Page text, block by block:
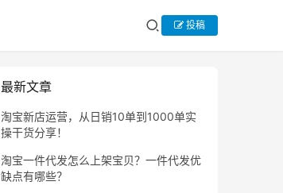
投稿
最新文章
淘宝新店运营，从日销10单到1000单实
操干货分享！
淘宝一件代发怎么上架宝贝？一件代发优
缺点有哪些？